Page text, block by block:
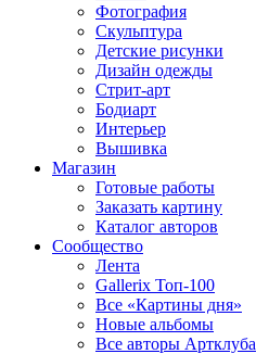
Фотография
Скульптура
Детские рисунки
Дизайн одежды
Стрит-арт
Бодиарт
Интерьер
Вышивка
Магазин
Готовые работы
Заказать картину
Каталог авторов
Сообщество
Лента
Gallerix Топ-100
Все «Картины дня»
Новые альбомы
Все авторы Артклуба